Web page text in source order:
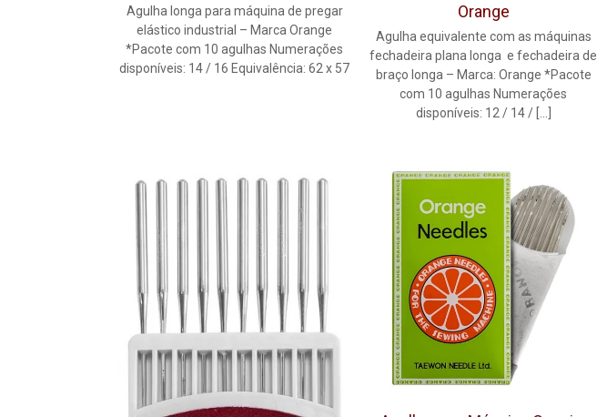
Agulha longa para máquina de pregar
elástico industrial – Marca Orange
*Pacote com 10 agulhas Numerações
disponíveis: 14 / 16 Equivalência: 62 x 57
Orange
Agulha equivalente com as máquinas
fechadeira plana longa e fechadeira de
braço longa – Marca: Orange *Pacote
com 10 agulhas Numerações
disponíveis: 12 / 14 /[…]